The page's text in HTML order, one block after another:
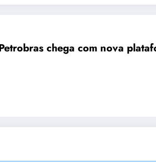
chega com nova